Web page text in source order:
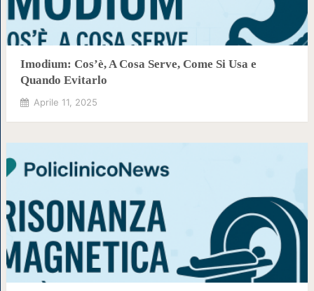
Imodium: Cos’è, A Cosa Serve, Come Si Usa e
Quando Evitarlo
Aprile 11, 2025